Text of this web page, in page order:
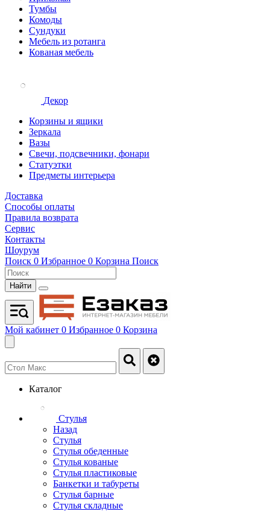
Тумбы
Комоды
Сундуки
Мебель из ротанга
Кованая мебель
Декор
Корзины и ящики
Зеркала
Вазы
Свечи, подсвечники, фонари
Статуэтки
Предметы интерьера
Доставка
Способы оплаты
Правила возврата
Сервис
Контакты
Шоурум
Поиск 0 Избранное 0 Корзина Поиск
Найти
Мой кабинет 0 Избранное 0 Корзина
Каталог
Стулья
Назад
Стулья
Стулья обеденные
Стулья кованые
Стулья пластиковые
Банкетки и табуреты
Стулья барные
Стулья складные